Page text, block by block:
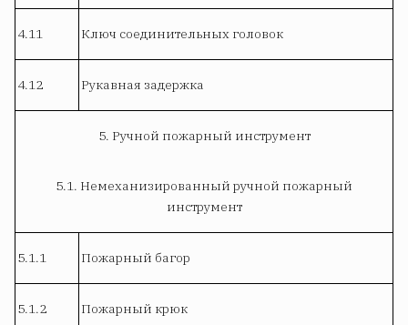
4.11 Ключ соединительных головок
4.12 Рукавная задержка
5. Ручной пожарный инструмент
5.1. Немеханизированный ручной пожарный
инструмент
5.1.1 Пожарный багор
5.1.2 Пожарный крюк